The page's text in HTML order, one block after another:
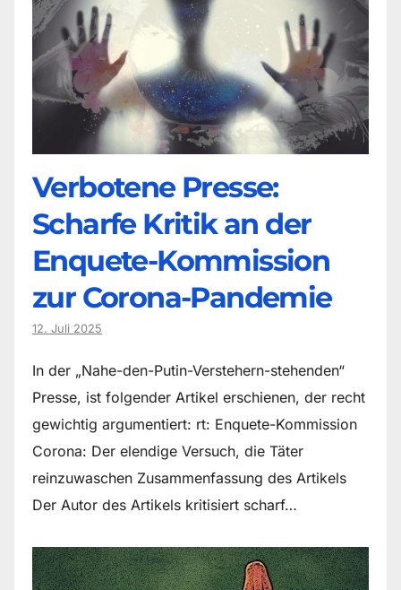
Verbotene Presse:
Scharfe Kritik an der
Enquete-Kommission
zur Corona-Pandemie
12. Juli 2025
In der „Nahe-den-Putin-Verstehern-stehenden“
Presse, ist folgender Artikel erschienen, der recht
gewichtig argumentiert: rt: Enquete-Kommission
Corona: Der elendige Versuch, die Täter
reinzuwaschen Zusammenfassung des Artikels
Der Autor des Artikels kritisiert scharf…